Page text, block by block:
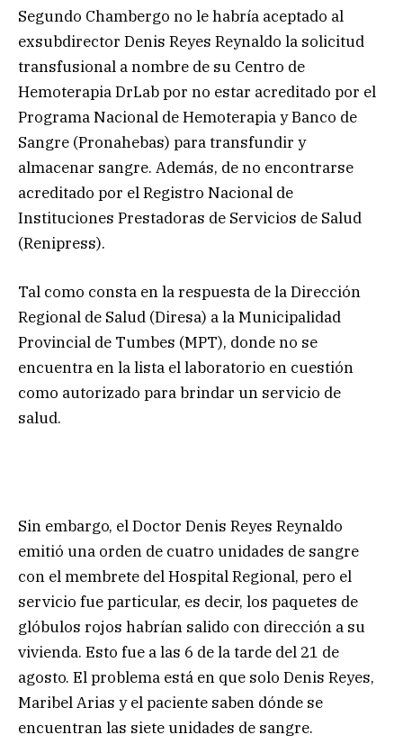
Segundo Chambergo no le habría aceptado al
exsubdirector Denis Reyes Reynaldo la solicitud
transfusional a nombre de su Centro de
Hemoterapia DrLab por no estar acreditado por el
Programa Nacional de Hemoterapia y Banco de
Sangre (Pronahebas) para transfundir y
almacenar sangre. Además, de no encontrarse
acreditado por el Registro Nacional de
Instituciones Prestadoras de Servicios de Salud
(Renipress).
Tal como consta en la respuesta de la Dirección
Regional de Salud (Diresa) a la Municipalidad
Provincial de Tumbes (MPT), donde no se
encuentra en la lista el laboratorio en cuestión
como autorizado para brindar un servicio de
salud.
Sin embargo, el Doctor Denis Reyes Reynaldo
emitió una orden de cuatro unidades de sangre
con el membrete del Hospital Regional, pero el
servicio fue particular, es decir, los paquetes de
glóbulos rojos habrían salido con dirección a su
vivienda. Esto fue a las 6 de la tarde del 21 de
agosto. El problema está en que solo Denis Reyes,
Maribel Arias y el paciente saben dónde se
encuentran las siete unidades de sangre.